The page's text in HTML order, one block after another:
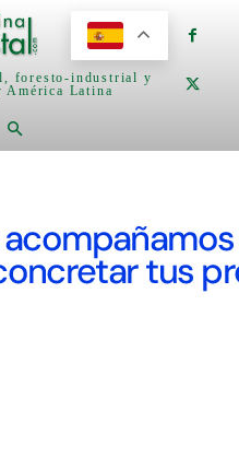
foresto-industrial y
América Latina